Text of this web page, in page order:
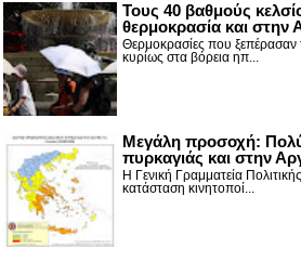
Τους 40 βαθμούς
θερμοκρασία και στην
Θερμοκρασίες που
κυρίως στα βόρεια ηπ...
Μεγάλη προσοχή:
πυρκαγιάς και στην
Η Γενική Γραμματεία
κατάσταση κινητοποί...